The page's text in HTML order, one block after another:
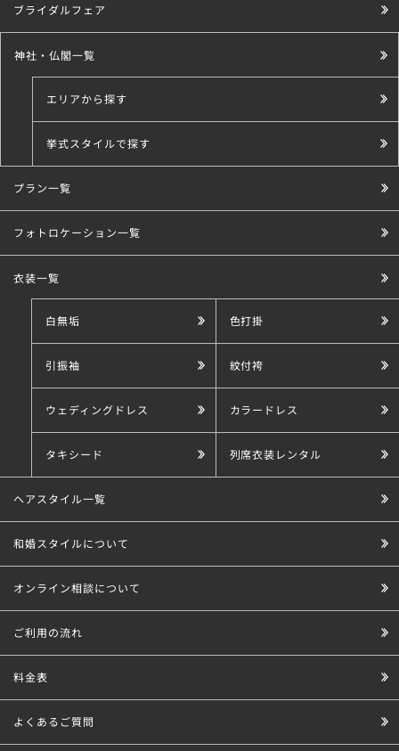
ブライダルフェア
神社・仏閣一覧
エリアから探す
挙式スタイルで探す
こだわり条件で探す
プラン一覧
フォトロケーション一覧
衣装一覧
白無垢 色打掛
引振袖 紋付袴
ウェディングドレス カラードレス
タキシード 列席衣装レンタル
ヘアスタイル一覧
和婚スタイルについて
オンライン相談について
ご利用の流れ
料金表
よくあるご質問